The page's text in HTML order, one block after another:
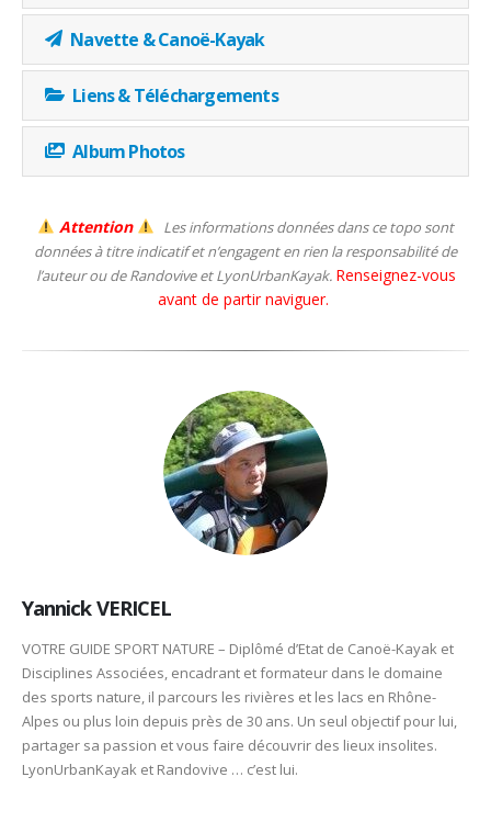
Navette & Canoë-Kayak
Liens & Téléchargements
Album Photos
Attention
Les informations données dans ce topo sont
données à titre indicatif et n’engagent en rien la responsabilité de
l’auteur ou de Randovive et LyonUrbanKayak. Renseignez-vous
avant de partir naviguer.
Yannick VERICEL
VOTRE GUIDE SPORT NATURE – Diplômé d’Etat de Canoë-Kayak et
Disciplines Associées, encadrant et formateur dans le domaine
des sports nature, il parcours les rivières et les lacs en Rhône-
Alpes ou plus loin depuis près de 30 ans. Un seul objectif pour lui,
partager sa passion et vous faire découvrir des lieux insolites.
LyonUrbanKayak et Randovive … c’est lui.